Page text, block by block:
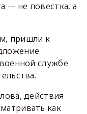
— не повестка, а
пришли к
службе
действия
как